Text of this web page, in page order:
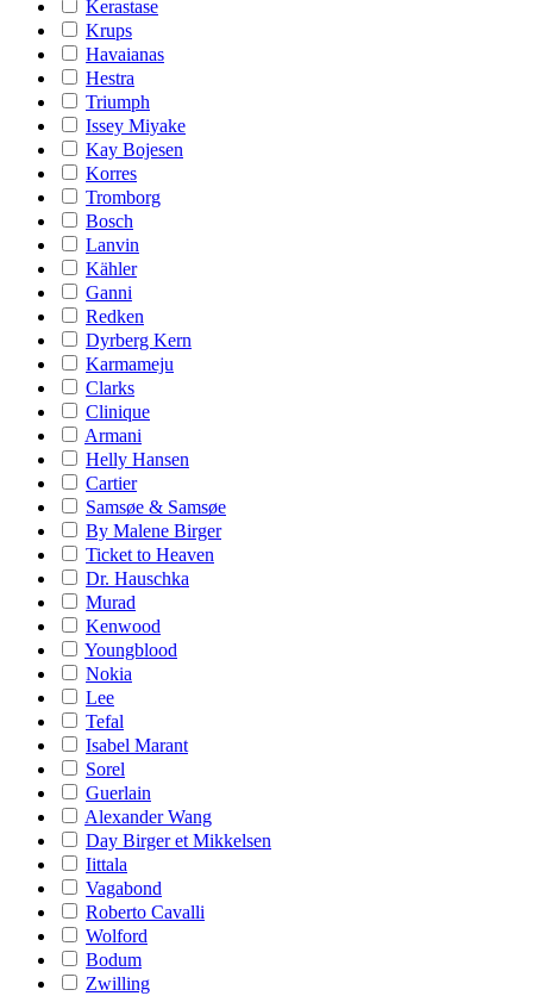
Kerastase
Krups
Havaianas
Hestra
Triumph
Issey Miyake
Kay Bojesen
Korres
Tromborg
Bosch
Lanvin
Kähler
Ganni
Redken
Dyrberg Kern
Karmameju
Clarks
Clinique
Armani
Helly Hansen
Cartier
Samsøe & Samsøe
By Malene Birger
Ticket to Heaven
Dr. Hauschka
Murad
Kenwood
Youngblood
Nokia
Lee
Tefal
Isabel Marant
Sorel
Guerlain
Alexander Wang
Day Birger et Mikkelsen
Iittala
Vagabond
Roberto Cavalli
Wolford
Bodum
Zwilling